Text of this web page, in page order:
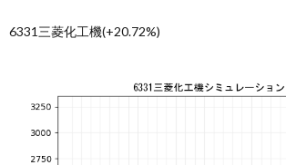
6331三菱化工機(+20.72%)